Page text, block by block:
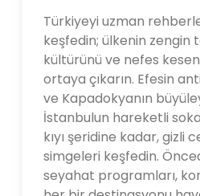
Türkiyeyi uzman
keşfedin; ülkenin zengin
kültürünü ve nefes
ortaya çıkarın. Efesin
ve Kapadokyanın
İstanbulun hareketli
kıyı şeridine kadar, gizli
simgeleri keşfedin.
seyahat programları,